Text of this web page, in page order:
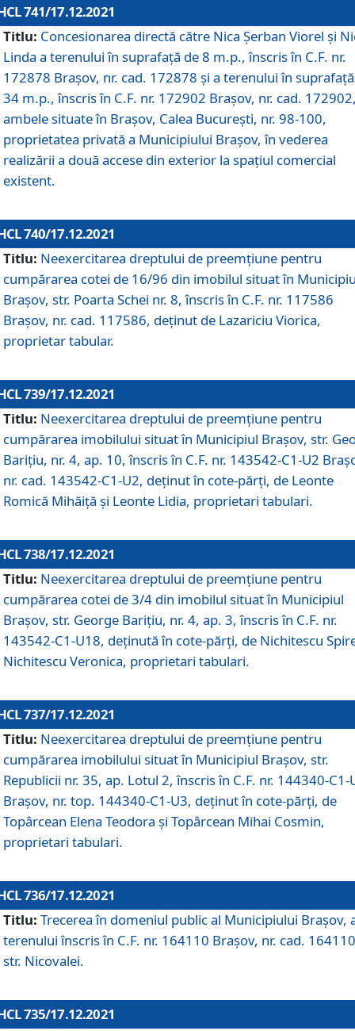
741/17.12.2021
Titlu: Concesionarea directă către Nica Șerban Viorel și
Linda a terenului în suprafață de 8 m.p., înscris în C.F. nr.
172878 Brașov, nr. cad. 172878 și a terenului în
34 m.p., înscris în C.F. nr. 172902 Brașov, nr. cad.
ambele situate în Brașov, Calea București, nr. 98-100,
proprietatea privată a Municipiului Brașov, în vederea
realizării a două accese din exterior la spațiul comercial
existent.
740/17.12.2021
Titlu: Neexercitarea dreptului de preemţiune pentru
cumpărarea cotei de 16/96 din imobilul situat în
Braşov, str. Poarta Schei nr. 8, înscris în C.F. nr. 117586
Brașov, nr. cad. 117586, deținut de Lazariciu Viorica,
proprietar tabular.
739/17.12.2021
Titlu: Neexercitarea dreptului de preemţiune pentru
cumpărarea imobilului situat în Municipiul Braşov, str.
Barițiu, nr. 4, ap. 10, înscris în C.F. nr. 143542-C1-U2
nr. cad. 143542-C1-U2, deținut în cote-părți, de Leonte
Romică Mihăiță și Leonte Lidia, proprietari tabulari.
738/17.12.2021
Titlu: Neexercitarea dreptului de preemţiune pentru
cumpărarea cotei de 3/4 din imobilul situat în Municipiul
Braşov, str. George Barițiu, nr. 4, ap. 3, înscris în C.F. nr.
143542-C1-U18, deținută în cote-părți, de Nichitescu
Nichitescu Veronica, proprietari tabulari.
737/17.12.2021
Titlu: Neexercitarea dreptului de preemţiune pentru
cumpărarea imobilului situat în Municipiul Braşov, str.
Republicii nr. 35, ap. Lotul 2, înscris în C.F. nr. 144340-C1-
Brașov, nr. top. 144340-C1-U3, deținut în cote-părți, de
Topârcean Elena Teodora și Topârcean Mihai Cosmin,
proprietari tabulari.
736/17.12.2021
Titlu: Trecerea în domeniul public al Municipiului Braşov,
terenului înscris în C.F. nr. 164110 Brașov, nr. cad.
str. Nicovalei.
735/17.12.2021